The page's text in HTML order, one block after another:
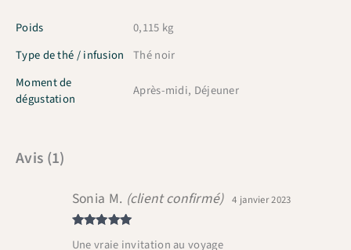
Poids
0,115 kg
Type de thé / infusion
Thé noir
Moment de
dégustation
Après-midi, Déjeuner
Avis (1)
5
Sonia M. (client confirmé) 4 janvier 2023
Une vraie invitation au voyage